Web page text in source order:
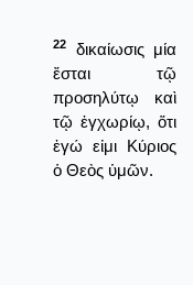
22
δικαίωσις μία
ἔσται τῷ
προσηλύτῳ καὶ
τῷ ἐγχωρίῳ, ὅτι
ἐγώ εἰμι Κύριος
ὁ Θεὸς ὑμῶν.